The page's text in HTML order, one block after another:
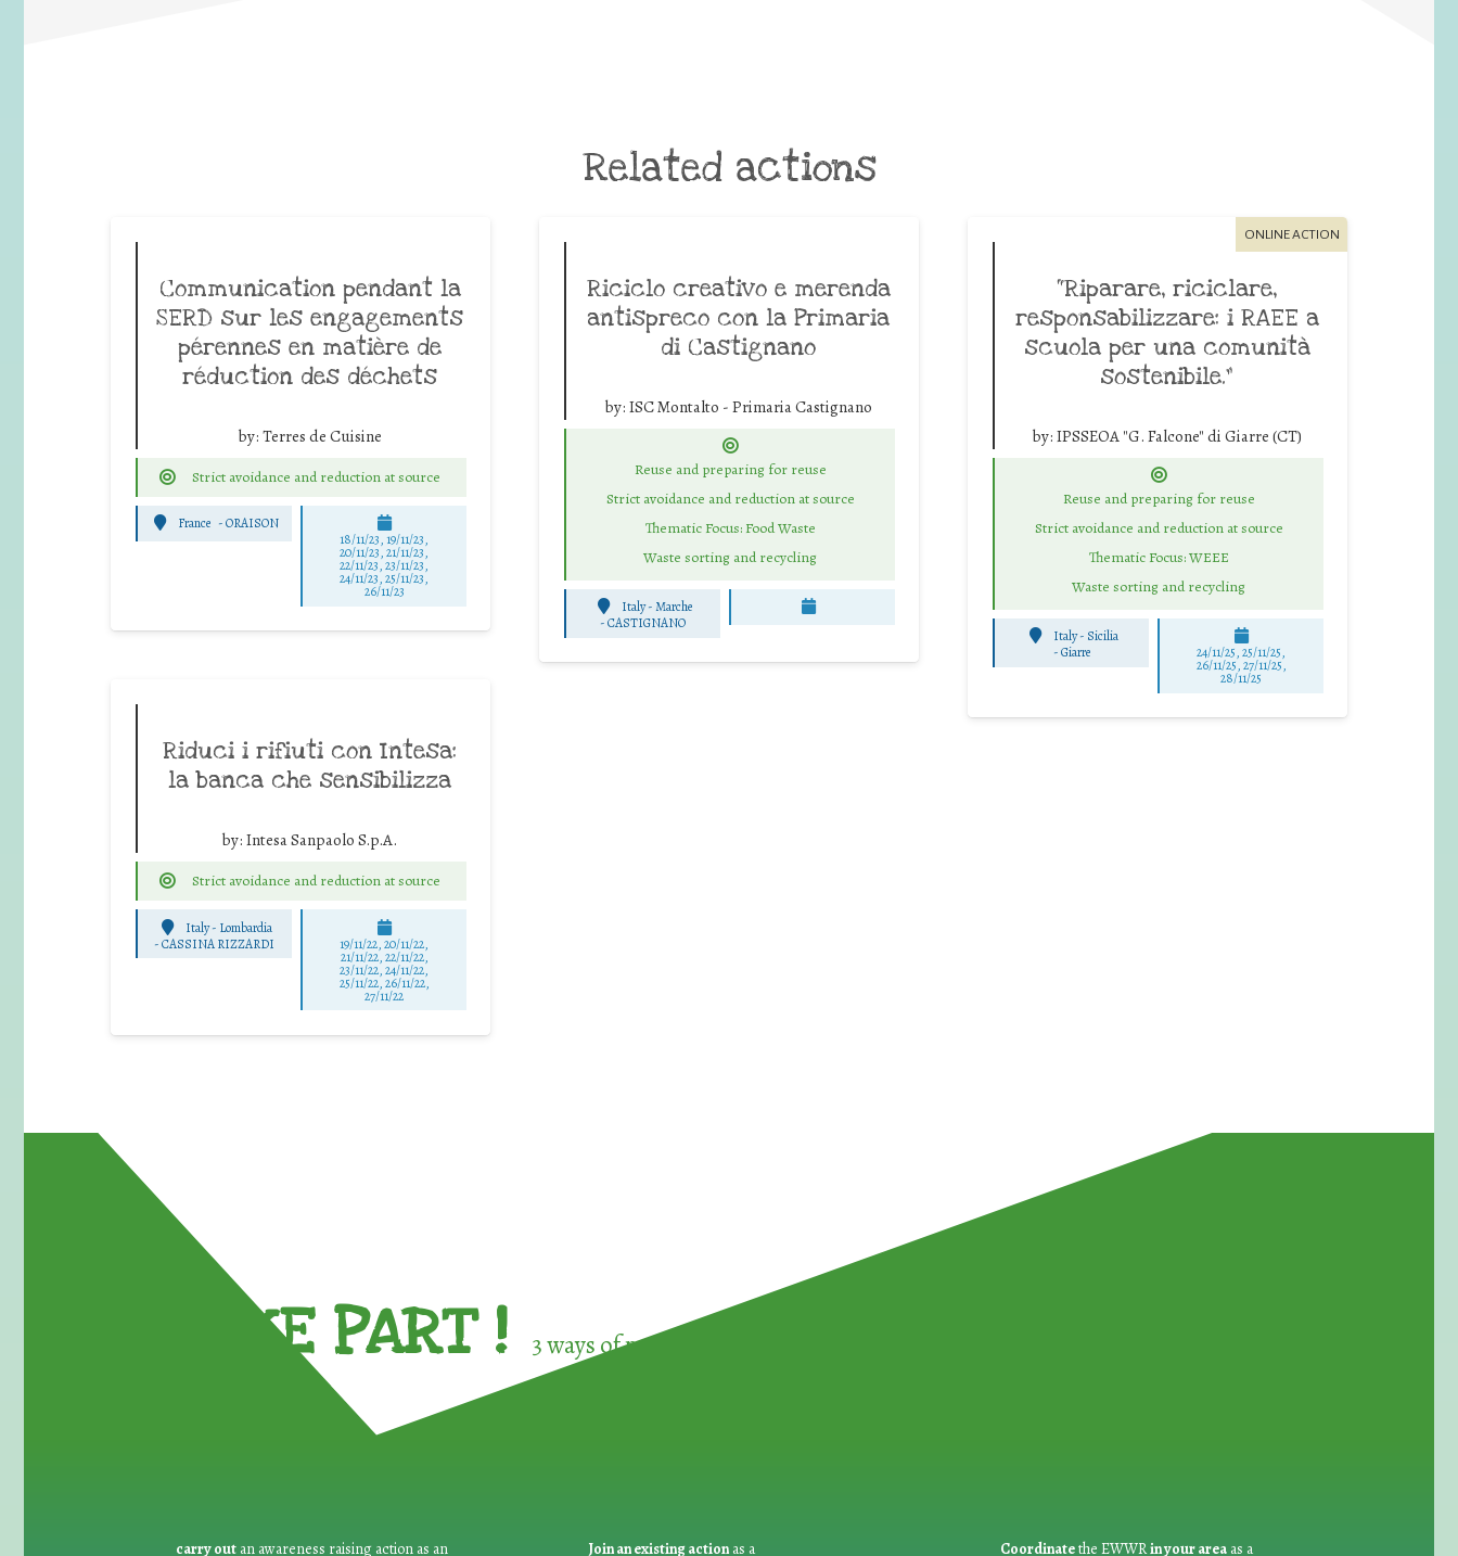
Related actions
Communication pendant la
SERD sur les engagements
pérennes en matière de
réduction des déchets
by: Terres de Cuisine
Strict avoidance and reduction at source
France -ORAISON
18/11/23, 19/11/23,
20/11/23, 21/11/23,
22/11/23, 23/11/23,
24/11/23, 25/11/23,
26/11/23
Riciclo creativo e merenda
antispreco con la Primaria
di Castignano
by: ISC Montalto - Primaria Castignano
Reuse and preparing for reuse
Strict avoidance and reduction at source
Thematic Focus: Food Waste
Waste sorting and recycling
Italy - Marche
-CASTIGNANO
ONLINE ACTION
“Riparare, riciclare,
responsabilizzare: i RAEE a
scuola per una comunità
sostenibile.”
by: IPSSEOA "G. Falcone" di Giarre (CT)
Reuse and preparing for reuse
Strict avoidance and reduction at source
Thematic Focus: WEEE
Waste sorting and recycling
Italy - Sicilia
-Giarre 24/11/25,25/11/25,
26/11/25,27/11/25,
28/11/25
Riduci i rifiuti con Intesa:
la banca che sensibilizza
by: Intesa Sanpaolo S.p.A.
Strict avoidance and reduction at source
Italy - Lombardia
-CASSINA RIZZARDI 19/11/22, 20/11/22,
21/11/22, 22/11/22,
23/11/22, 24/11/22,
25/11/22, 26/11/22,
27/11/22
TAKE PART ! 3 ways of participating in the
carry out an awareness raising action as an Join an existing actionas a Coordinatethe EWWRin your areaas a